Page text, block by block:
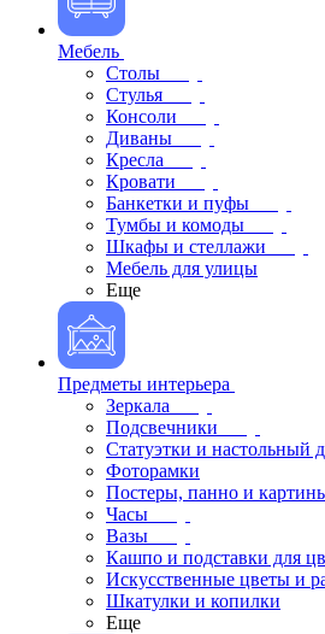
Мебель
Столы
Стулья
Консоли
Диваны
Кресла
Кровати
Банкетки и пуфы
Тумбы и комоды
Шкафы и стеллажи
Мебель для улицы
Еще
Предметы интерьера
Зеркала
Подсвечники
Статуэтки и настольный
Фоторамки
Постеры, панно и
Часы
Вазы
Кашпо и подставки для
Искусственные цветы и
Шкатулки и копилки
Еще